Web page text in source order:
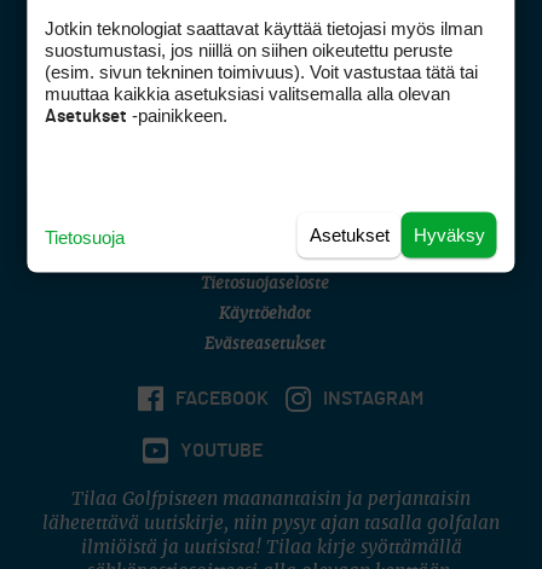
Golfpisteen yhteystiedot
DSA avoimuusraportti
Asiakaspalvelu
(digi) digi@otavamedia.fi
Tietosuojaseloste
Käyttöehdot
Evästeasetukset
FACEBOOK INSTAGRAM
YOUTUBE
Tilaa Golfpisteen maanantaisin ja perjantaisin
lähetettävä uutiskirje, niin pysyt ajan tasalla golfalan
ilmiöistä ja uutisista! Tilaa kirje syöttämällä
Jotkin teknologiat saattavat käyttää tietojasi myös ilman
suostumustasi, jos niillä on siihen oikeutettu peruste
(esim. sivun tekninen toimivuus). Voit vastustaa tätä tai
muuttaa kaikkia asetuksiasi valitsemalla alla olevan
Asetukset -painikkeen.
Hyväksy
Asetukset
Tietosuoja